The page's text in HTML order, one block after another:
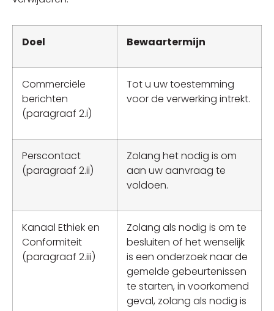
Doel Bewaartermijn
Commerciële
berichten
(paragraaf 2.i)
Tot u uw toestemming
voor de verwerking intrekt.
Perscontact
(paragraaf 2.ii)
Zolang het nodig is om
aan uw aanvraag te
voldoen.
Kanaal Ethiek en
Conformiteit
(paragraaf 2.iii)
Zolang als nodig is om te
besluiten of het wenselijk
is een onderzoek naar de
gemelde gebeurtenissen
te starten, in voorkomend
geval, zolang als nodig is